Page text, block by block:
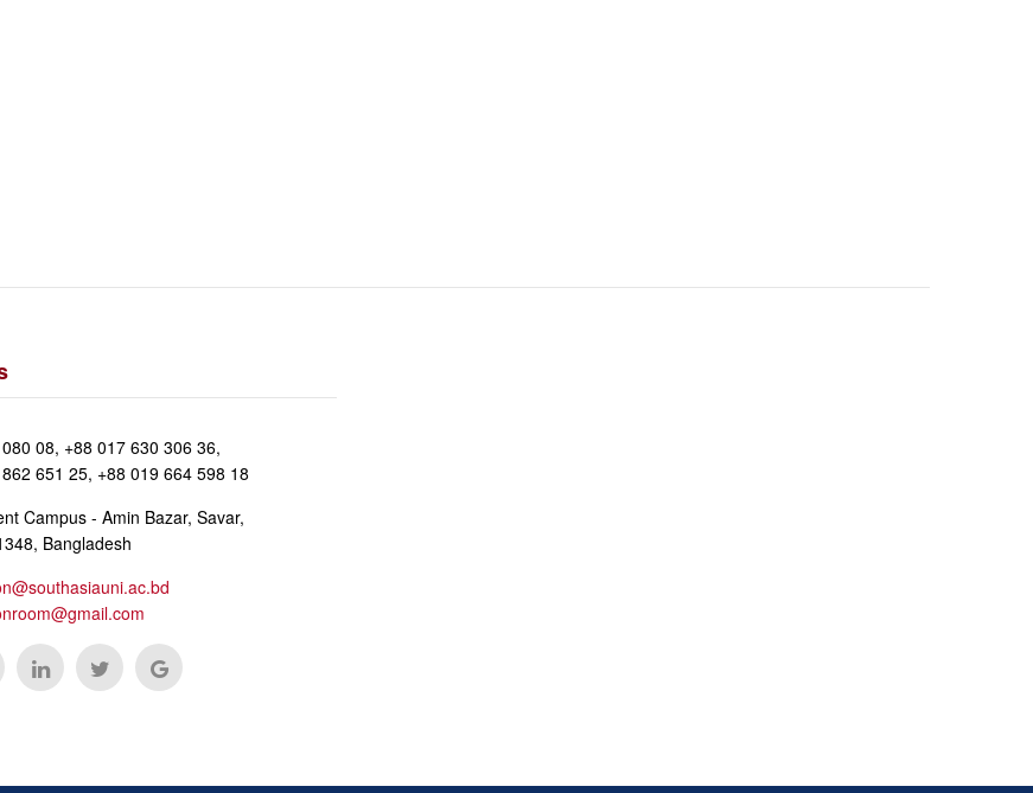
08, +88 017 630 306 36,
651 25, +88 019 664 598 18
Campus - Amin Bazar, Savar,
Bangladesh